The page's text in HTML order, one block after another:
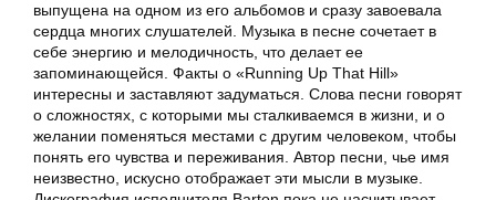
выпущена на одном из его альбомов и сразу завоевала
сердца многих слушателей. Музыка в песне сочетает в
себе энергию и мелодичность, что делает ее
запоминающейся. Факты о «Running Up That Hill»
интересны и заставляют задуматься. Слова песни говорят
о сложностях, с которыми мы сталкиваемся в жизни, и о
желании поменяться местами с другим человеком, чтобы
понять его чувства и переживания. Автор песни, чье имя
неизвестно, искусно отображает эти мысли в музыке.